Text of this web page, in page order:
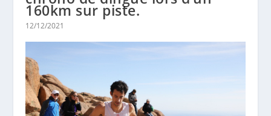
160km sur piste.
12/12/2021